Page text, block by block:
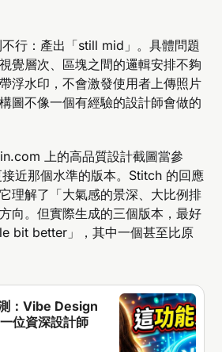
行：產出「still mid」。具體問題
覺層次、區塊之間的邏輯安排不夠
浮水印，不會激發使用者上傳照片
圖不像一個有經驗的設計師會做的
上的高品質設計截圖當參
近那個水準的版本。Stitch 的回應
解了「大氣感的景深、大比例排
向。但實際生成的三個版本，最好
bit better」，其中一個甚至比原
：Vibe Design
位資深設計師